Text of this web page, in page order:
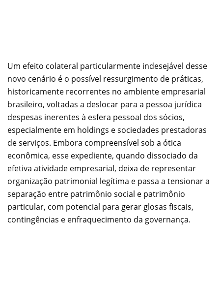
Um efeito colateral particularmente indesejável desse
novo cenário é o possível ressurgimento de práticas,
historicamente recorrentes no ambiente empresarial
brasileiro, voltadas a deslocar para a pessoa jurídica
despesas inerentes à esfera pessoal dos sócios,
especialmente em holdings e sociedades prestadoras
de serviços. Embora compreensível sob a ótica
econômica, esse expediente, quando dissociado da
efetiva atividade empresarial, deixa de representar
organização patrimonial legítima e passa a tensionar a
separação entre patrimônio social e patrimônio
particular, com potencial para gerar glosas fiscais,
contingências e enfraquecimento da governança.